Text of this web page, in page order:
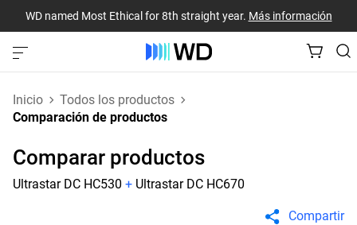
WD named Most Ethical for 8th straight year. Más información
Inicio
Todos los productos
Comparación de productos
Comparar productos
Ultrastar DC HC530 + Ultrastar DC HC670
Compartir